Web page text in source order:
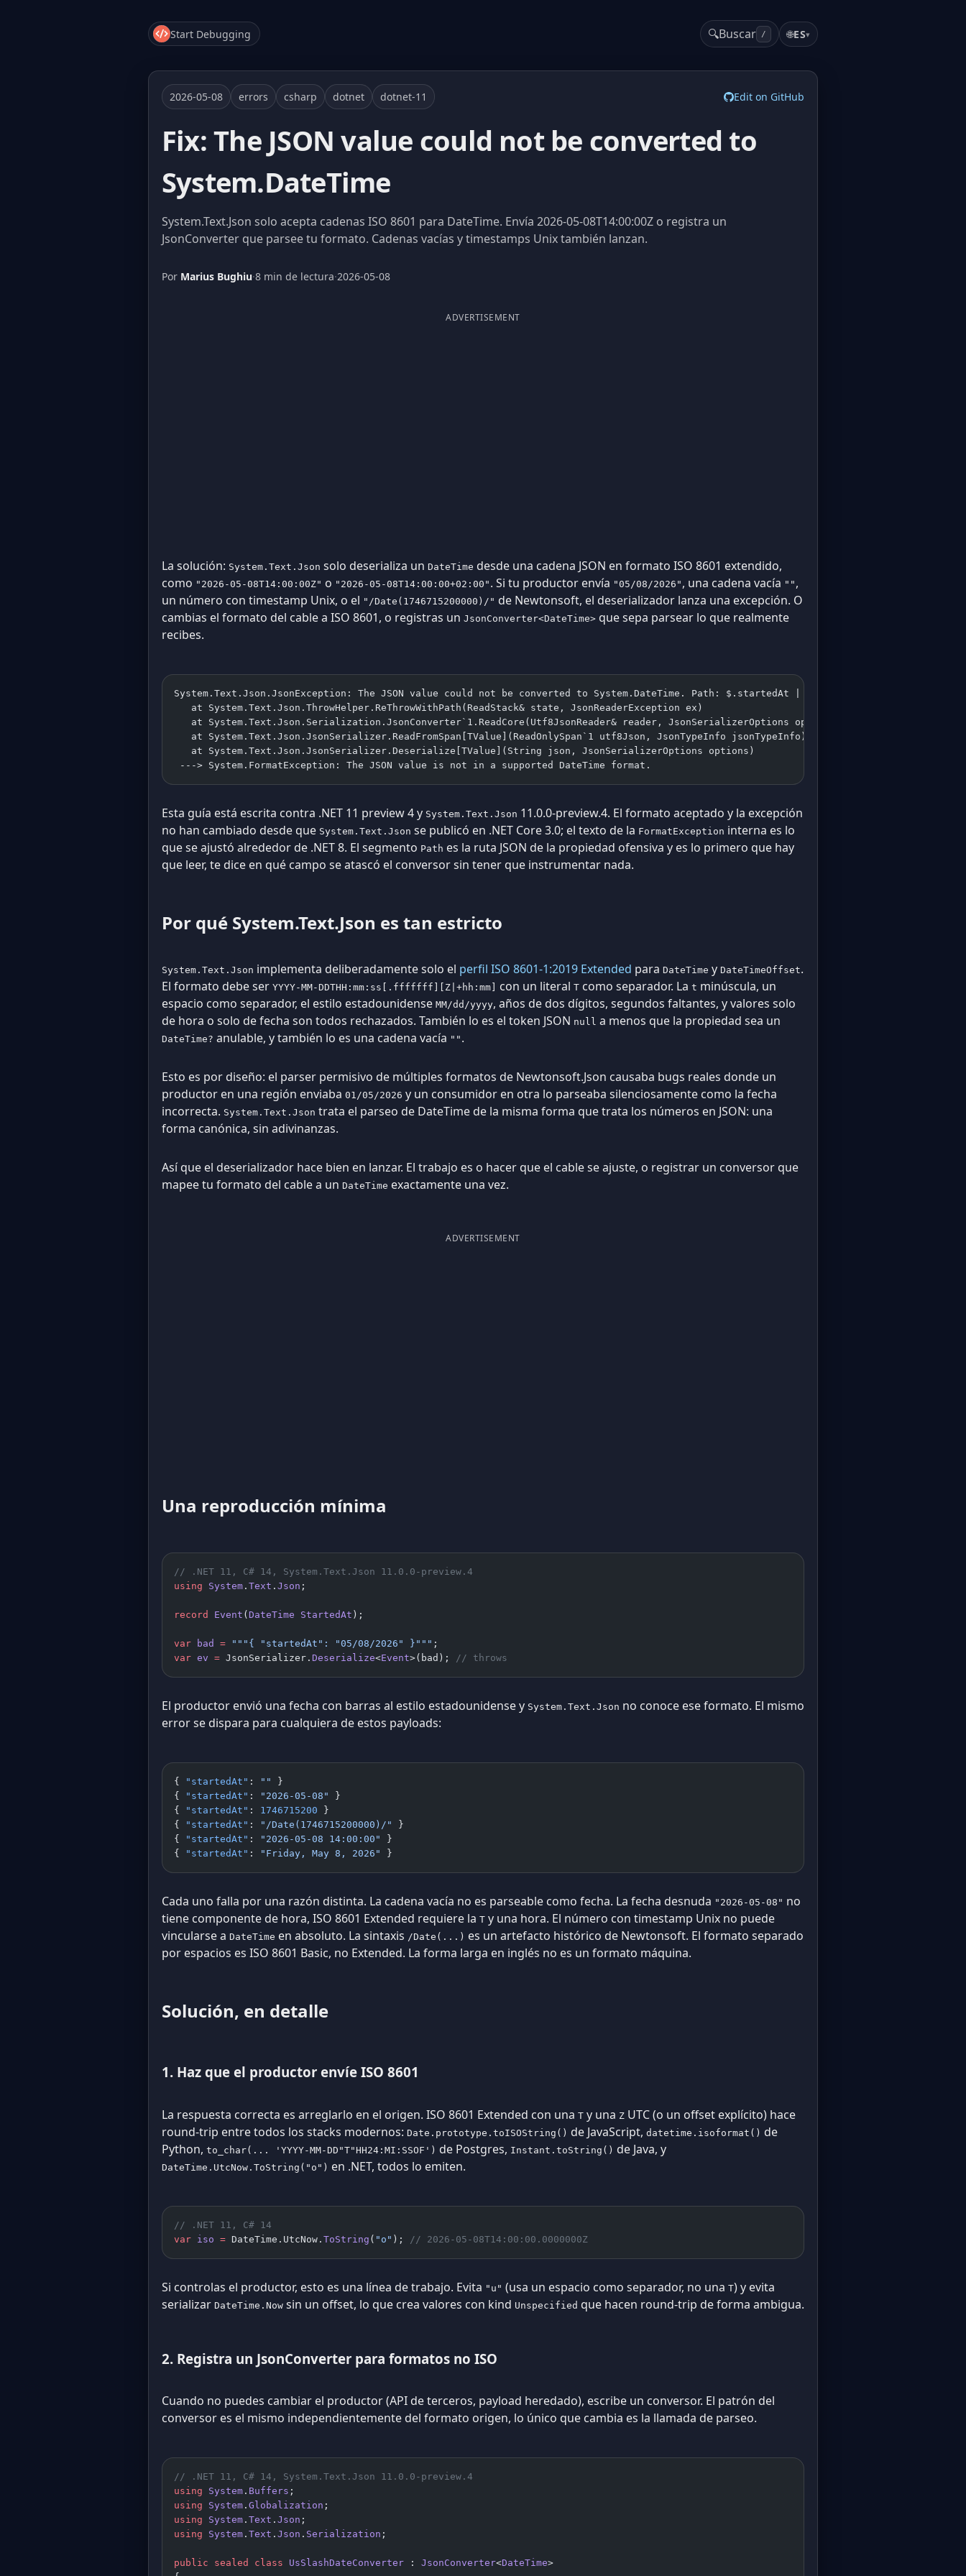
Start Debugging 🔍Buscar / 🌐ES▾
2026-05-08 errors csharp dotnet dotnet-11 Edit on GitHub
Fix: The JSON value could not be converted to
System.DateTime
System.Text.Json solo acepta cadenas ISO 8601 para DateTime. Envía 2026-05-08T14:00:00Z o registra un
JsonConverter que parsee tu formato. Cadenas vacías y timestamps Unix también lanzan.
Por Marius Bughiu·8 min de lectura·2026-05-08
ADVERTISEMENT
La solución: System.Text.Json solo deserializa un DateTime desde una cadena JSON en formato ISO 8601 extendido,
como "2026-05-08T14:00:00Z" o "2026-05-08T14:00:00+02:00" . Si tu productor envía "05/08/2026" , una cadena vacía "" ,
un número con timestamp Unix, o el "/Date(1746715200000)/" de Newtonsoft, el deserializador lanza una excepción. O
cambias el formato del cable a ISO 8601, o registras un JsonConverter<DateTime> que sepa parsear lo que realmente
recibes.
System.Text.Json.JsonException: The JSON value could not be converted to System.DateTime. Path: $.startedAt | LineNumber: 0 |
   at System.Text.Json.ThrowHelper.ReThrowWithPath(ReadStack& state, JsonReaderException ex)
   at System.Text.Json.Serialization.JsonConverter`1.ReadCore(Utf8JsonReader& reader, JsonSerializerOptions options, ReadStack& state)
   at System.Text.Json.JsonSerializer.ReadFromSpan[TValue](ReadOnlySpan`1 utf8Json, JsonTypeInfo jsonTypeInfo)
   at System.Text.Json.JsonSerializer.Deserialize[TValue](String json, JsonSerializerOptions options)
---> System.FormatException: The JSON value is not in a supported DateTime format.
Esta guía está escrita contra .NET 11 preview 4 y System.Text.Json 11.0.0-preview.4. El formato aceptado y la excepción
no han cambiado desde que System.Text.Json se publicó en .NET Core 3.0; el texto de la FormatException interna es lo
que se ajustó alrededor de .NET 8. El segmento Path es la ruta JSON de la propiedad ofensiva y es lo primero que hay
que leer, te dice en qué campo se atascó el conversor sin tener que instrumentar nada.
Por qué System.Text.Json es tan estricto
System.Text.Json implementa deliberadamente solo el perfil ISO 8601-1:2019 Extended para DateTime y DateTimeOffset.
El formato debe ser YYYY-MM-DDTHH:mm:ss[.fffffff][Z|+hh:mm] con un literal T como separador. La t minúscula, un
espacio como separador, el estilo estadounidense MM/dd/yyyy, años de dos dígitos, segundos faltantes, y valores solo
de hora o solo de fecha son todos rechazados. También lo es el token JSON null a menos que la propiedad sea un
DateTime? anulable, y también lo es una cadena vacía "" .
Esto es por diseño: el parser permisivo de múltiples formatos de Newtonsoft.Json causaba bugs reales donde un
productor en una región enviaba 01/05/2026 y un consumidor en otra lo parseaba silenciosamente como la fecha
incorrecta. System.Text.Json trata el parseo de DateTime de la misma forma que trata los números en JSON: una
forma canónica, sin adivinanzas.
Así que el deserializador hace bien en lanzar. El trabajo es o hacer que el cable se ajuste, o registrar un conversor que
mapee tu formato del cable a un DateTime exactamente una vez.
ADVERTISEMENT
Una reproducción mínima
// .NET 11, C# 14, System.Text.Json 11.0.0-preview.4
using System . Text . Json ;
record Event (DateTime StartedAt );
var bad = """{ "startedAt": "05/08/2026" }""" ;
var ev = JsonSerializer. Deserialize<Event>(bad); // throws
El productor envió una fecha con barras al estilo estadounidense y System.Text.Json no conoce ese formato. El mismo
error se dispara para cualquiera de estos payloads:
{ "startedAt" : ""
}
{
"startedAt" : "2026-05-08"
}
{
"startedAt" : 1746715200 }
{
"startedAt" : "/Date(1746715200000)/"
}
{
"startedAt" : "2026-05-08 14:00:00"
}
{
"startedAt" : "Friday, May 8, 2026" }
Cada uno falla por una razón distinta. La cadena vacía no es parseable como fecha. La fecha desnuda "2026-05-08" no
tiene componente de hora, ISO 8601 Extended requiere la T y una hora. El número con timestamp Unix no puede
vincularse a DateTime en absoluto. La sintaxis /Date(...) es un artefacto histórico de Newtonsoft. El formato separado
por espacios es ISO 8601 Basic, no Extended. La forma larga en inglés no es un formato máquina.
Solución, en detalle
1. Haz que el productor envíe ISO 8601
La respuesta correcta es arreglarlo en el origen. ISO 8601 Extended con una T y una Z UTC (o un offset explícito) hace
round-trip entre todos los stacks modernos: Date.prototype.toISOString() de JavaScript, datetime.isoformat() de
Python, to_char(... 'YYYY-MM-DD"T"HH24:MI:SSOF') de Postgres, Instant.toString() de Java, y
DateTime.UtcNow.ToString("o") en .NET, todos lo emiten.
// .NET 11, C# 14
var iso = DateTime.UtcNow. ToString ( "o" ); // 2026-05-08T14:00:00.0000000Z
Si controlas el productor, esto es una línea de trabajo. Evita "u" (usa un espacio como separador, no una T) y evita
serializar DateTime.Now sin un offset, lo que crea valores con kind Unspecified que hacen round-trip de forma ambigua.
2. Registra un JsonConverter para formatos no ISO
Cuando no puedes cambiar el productor (API de terceros, payload heredado), escribe un conversor. El patrón del
conversor es el mismo independientemente del formato origen, lo único que cambia es la llamada de parseo.
// .NET 11, C# 14, System.Text.Json 11.0.0-preview.4
using System . Buffers ;
using System . Globalization ;
using System . Text . Json ;
using System . Text . Json . Serialization ;
public sealed class UsSlashDateConverter : JsonConverter<DateTime>